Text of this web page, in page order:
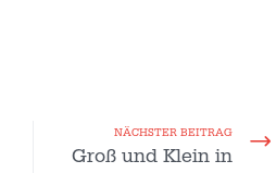
NÄCHSTER BEITRAG
Groß und Klein in